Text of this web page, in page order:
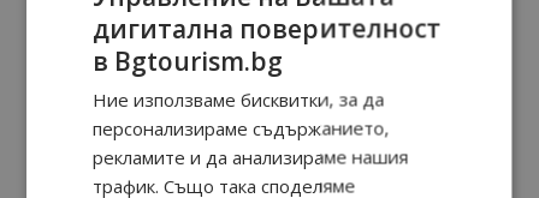
дигитална поверителност
в Bgtourism.bg
Ние използваме бисквитки, за да
персонализираме съдържанието,
рекламите и да анализираме нашия
трафик. Също така споделяме